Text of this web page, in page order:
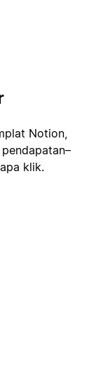
Notion,
klik.